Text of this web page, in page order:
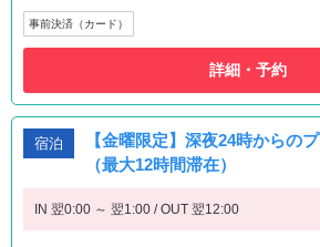
事前決済（カード）
詳細・予約
宿泊
【金曜限定】深夜24時からの
（最大12時間滞在）
IN 翌0:00 ～ 翌1:00 / OUT 翌12:00